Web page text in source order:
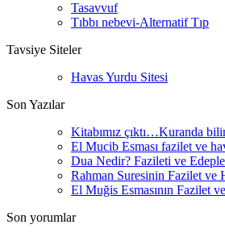
Tasavvuf
Tıbbı nebevi-Alternatif Tıp
Tavsiye Siteler
Havas Yurdu Sitesi
Son Yazılar
Kitabımız çıktı…Kuranda
El Mucib Esması fazilet ve
Dua Nedir? Fazileti ve
Rahman Suresinin Fazilet ve
El Muğis Esmasının Fazilet
Son yorumlar